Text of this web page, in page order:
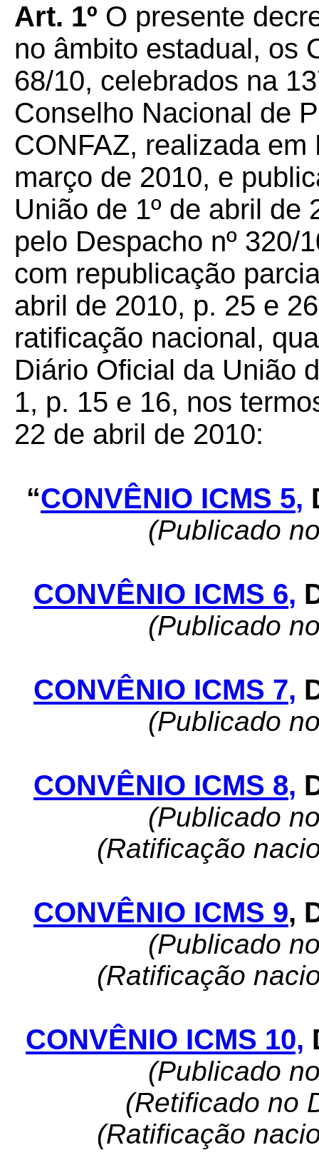
Art. 1º O presente
no âmbito estadual, os
68/10, celebrados na
Conselho Nacional de
CONFAZ, realizada
março de 2010, e
União de 1º de abril de
pelo Despacho nº 320/
com republicação
abril de 2010, p. 25 e
ratificação nacional,
Diário Oficial da União
1, p. 15 e 16, nos
22 de abril de 2010:
“CONVÊNIO ICMS 5,
(Publicado
CONVÊNIO ICMS 6,
(Publicado
CONVÊNIO ICMS 7,
(Publicado
CONVÊNIO ICMS 8,
(Publicado
(Ratificação
CONVÊNIO ICMS 9,
(Publicado
(Ratificação
CONVÊNIO ICMS 10,
(Publicado
(Retificado no
(Ratificação